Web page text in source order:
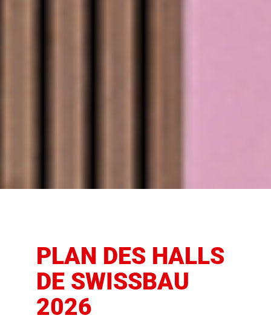
PLAN DES HALLS
DE SWISSBAU
2026